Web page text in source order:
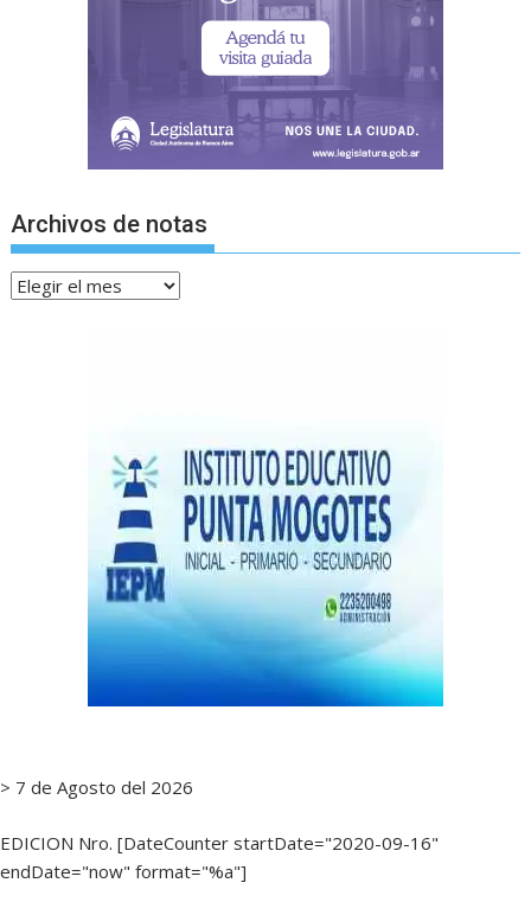
Archivos de notas
Archivos
> 7 de Agosto del 2026
EDICION Nro. [DateCounter startDate="2020-09-16"
endDate="now" format="%a"]